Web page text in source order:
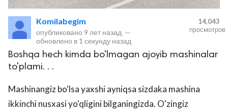
Komilabegim
опубликовано 9 лет назад —
обновлено в 1 секунду назад
14,043
просмотров
Boshqa hech kimda bo'lmagan ajoyib mashinalar
to'plami. . .
Mashinangiz bo'lsa yaxshi ayniqsa sizdaka mashina
ikkinchi nusxasi yo'qligini bilganingizda. O'zingiz